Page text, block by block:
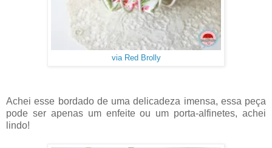
via Red Brolly
Achei esse bordado de uma delicadeza imensa, essa peça
pode ser apenas um enfeite ou um porta-alfinetes, achei
lindo!